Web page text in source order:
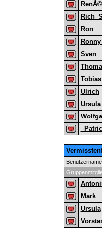
RenÃ©
Ron
Ronny
Sven
Tobias
Ulrich
Ursula
Benutzername
Mark
Ursula